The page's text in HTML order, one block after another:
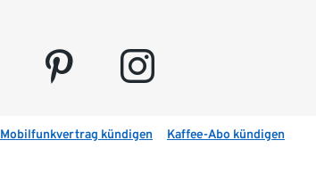
pinterest instagram
Mobilfunkvertrag kündigen Kaffee-Abo kündigen